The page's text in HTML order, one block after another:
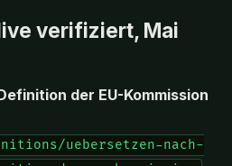
verifiziert, Mai
der EU-Kommission
uebersetzen-nach-